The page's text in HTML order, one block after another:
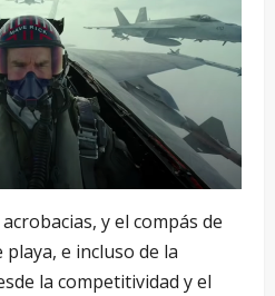
y el compás de
e incluso de la
la competitividad y el